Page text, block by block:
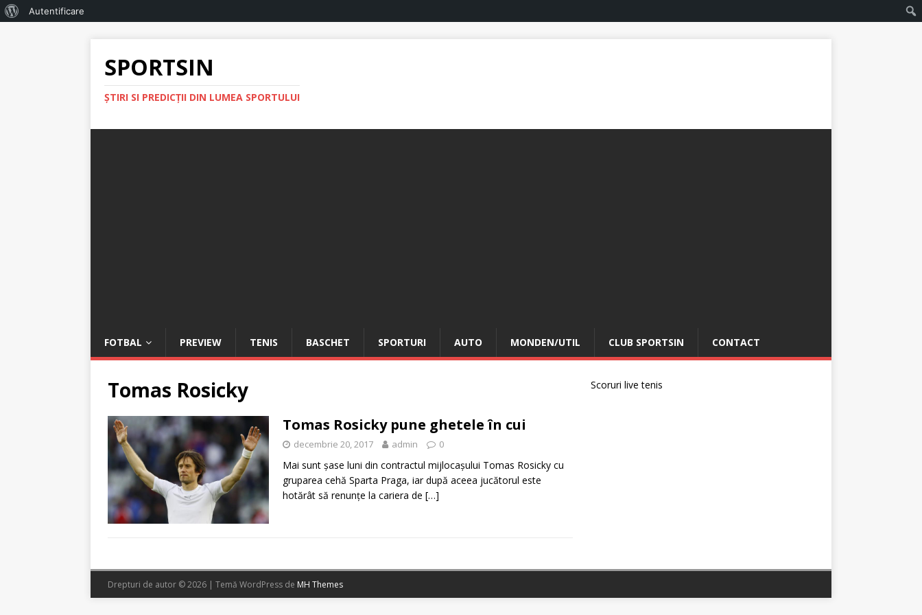
Autentificare
SPORTSIN
ŞTIRI SI PREDICŢII DIN LUMEA SPORTULUI
FOTBAL PREVIEW TENIS BASCHET SPORTURI AUTO MONDEN/UTIL CLUB SPORTSIN CONTACT
Tomas Rosicky
Tomas Rosicky pune ghetele în cui
decembrie 20, 2017 admin 0
Mai sunt șase luni din contractul mijlocașului Tomas Rosicky cu
gruparea cehă Sparta Praga, iar după aceea jucătorul este
hotărât să renunțe la cariera de […]
Scoruri live tenis
Drepturi de autor © 2026 | Temă WordPress de MH Themes